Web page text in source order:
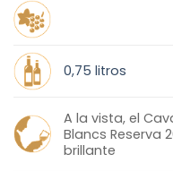
0,75 litros
A la vista, el
Blancs Reserva
brillante